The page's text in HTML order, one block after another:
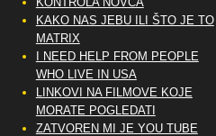
KAKO NAS JEBU ILI ŠTO JE TO
MATRIX
I NEED HELP FROM PEOPLE
WHO LIVE IN USA
LINKOVI NA FILMOVE KOJE
MORATE POGLEDATI
ZATVOREN MI JE YOU TUBE